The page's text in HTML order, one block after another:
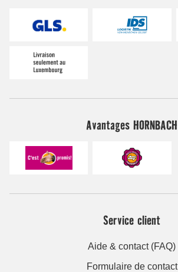
Avantages HORNBACH
Service client
Aide & contact (FAQ)
Formulaire de contact